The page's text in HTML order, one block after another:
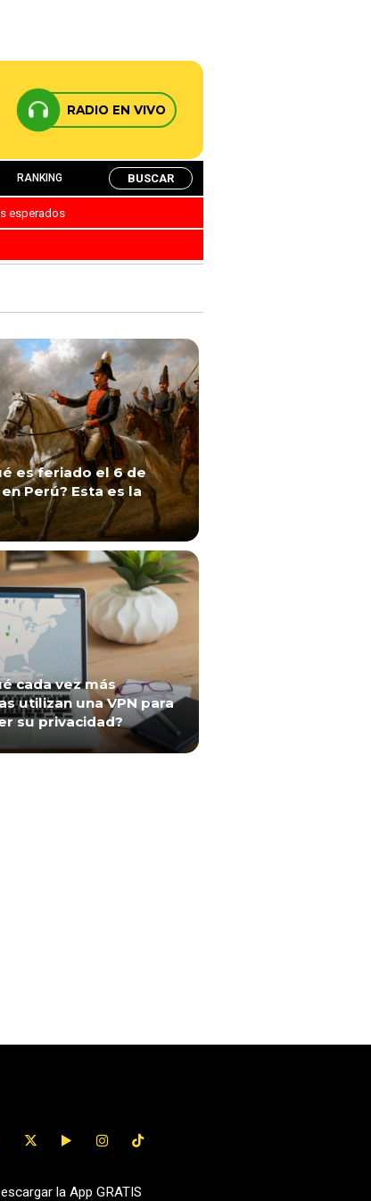
RADIO EN VIVO
RANKING BUSCAR
esperados
es feriado el 6 de
Perú? Esta es la
cada vez más
utilizan una VPN para
su privacidad?
la App GRATIS